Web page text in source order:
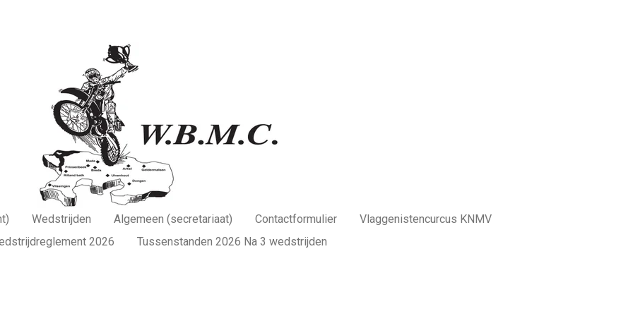
Wedstrijden Algemeen (secretariaat) Contactformulier
Vlaggenistencurcus KNMV
2026
Tussenstanden 2026 Na 3 wedstrijden